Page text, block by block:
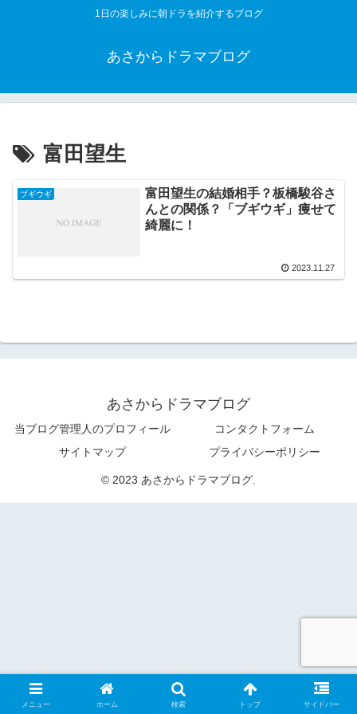
1日の楽しみに朝ドラを紹介するブログ
あさからドラマブログ
富田望生
ブギウギ
富田望生の結婚相手？板橋駿谷さ
んとの関係？「ブギウギ」痩せて
綺麗に！
2023.11.27
あさからドラマブログ
当ブログ管理人のプロフィール
コンタクトフォーム
サイトマップ
プライバシーポリシー
© 2023 あさからドラマブログ.
メニュー ホーム 検索 トップ サイドバー